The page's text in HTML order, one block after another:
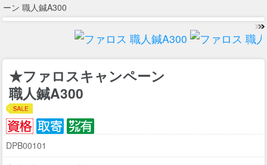
ーン 職人鍼A300
★ファロスキャンペーン
職人鍼A300
DPB00101